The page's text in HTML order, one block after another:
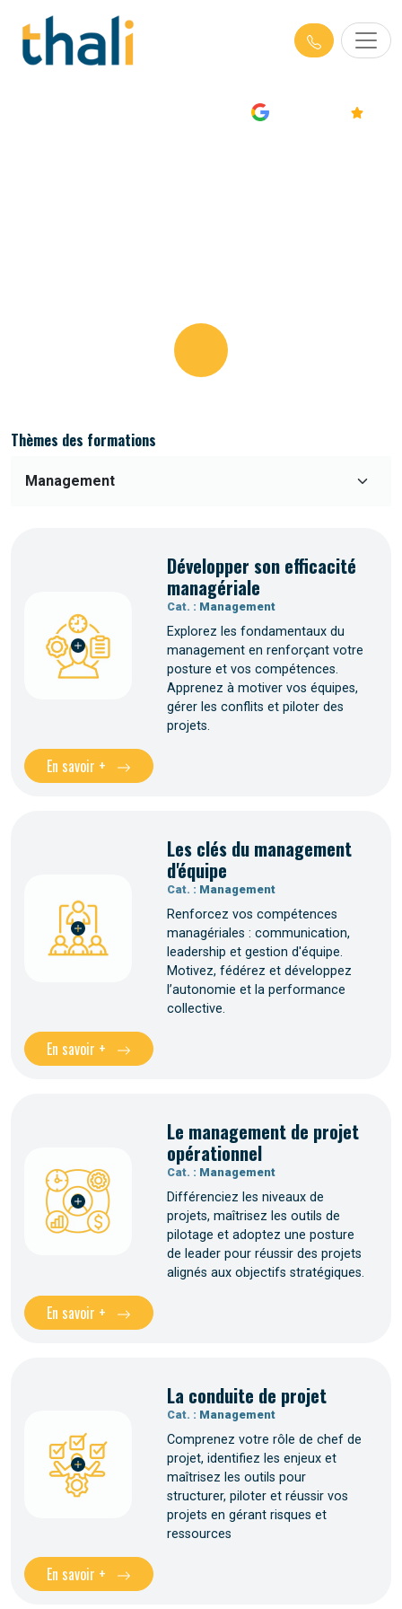
Thèmes des formations
Développer son efficacité
managériale
Cat. : Management
Explorez les fondamentaux du
management en renforçant votre
posture et vos compétences.
Apprenez à motiver vos équipes,
gérer les conflits et piloter des
projets.
En savoir +
Les clés du management
d'équipe
Cat. : Management
Renforcez vos compétences
managériales : communication,
leadership et gestion d'équipe.
Motivez, fédérez et développez
l’autonomie et la performance
collective.
En savoir +
Le management de projet
opérationnel
Cat. : Management
Différenciez les niveaux de
projets, maîtrisez les outils de
pilotage et adoptez une posture
de leader pour réussir des projets
alignés aux objectifs stratégiques.
En savoir +
La conduite de projet
Cat. : Management
Comprenez votre rôle de chef de
projet, identifiez les enjeux et
maîtrisez les outils pour
structurer, piloter et réussir vos
projets en gérant risques et
ressources
En savoir +